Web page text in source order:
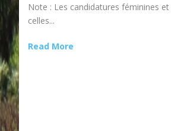
Note : Les candidatures féminines et
celles...
Read More